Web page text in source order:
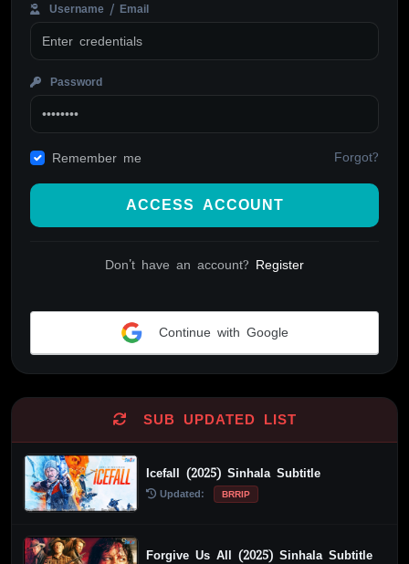
Username / Email
Password
Remember me Forgot?
ACCESS ACCOUNT
Don't have an account? Register
Continue with Google
SUB UPDATED LIST
Icefall (2025) Sinhala Subtitle
Updated: BRRIP
Forgive Us All (2025) Sinhala Subtitle